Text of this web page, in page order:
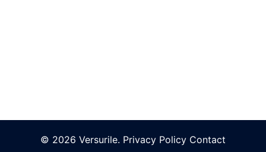
© 2026 Versurile. Privacy Policy Contact